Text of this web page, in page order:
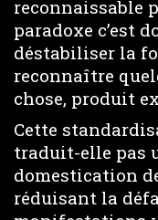
reconnaissable
paradoxe c’est
déstabiliser la
reconnaître
chose, produit
Cette
traduit-elle pas
domestication
réduisant la